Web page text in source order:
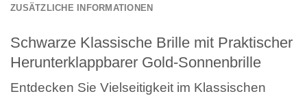
ZUSÄTZLICHE INFORMATIONEN
Schwarze Klassische Brille mit Praktischer
Herunterklappbarer Gold-Sonnenbrille
Entdecken Sie Vielseitigkeit im Klassischen